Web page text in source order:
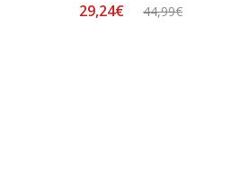
29,24€ 44,99€